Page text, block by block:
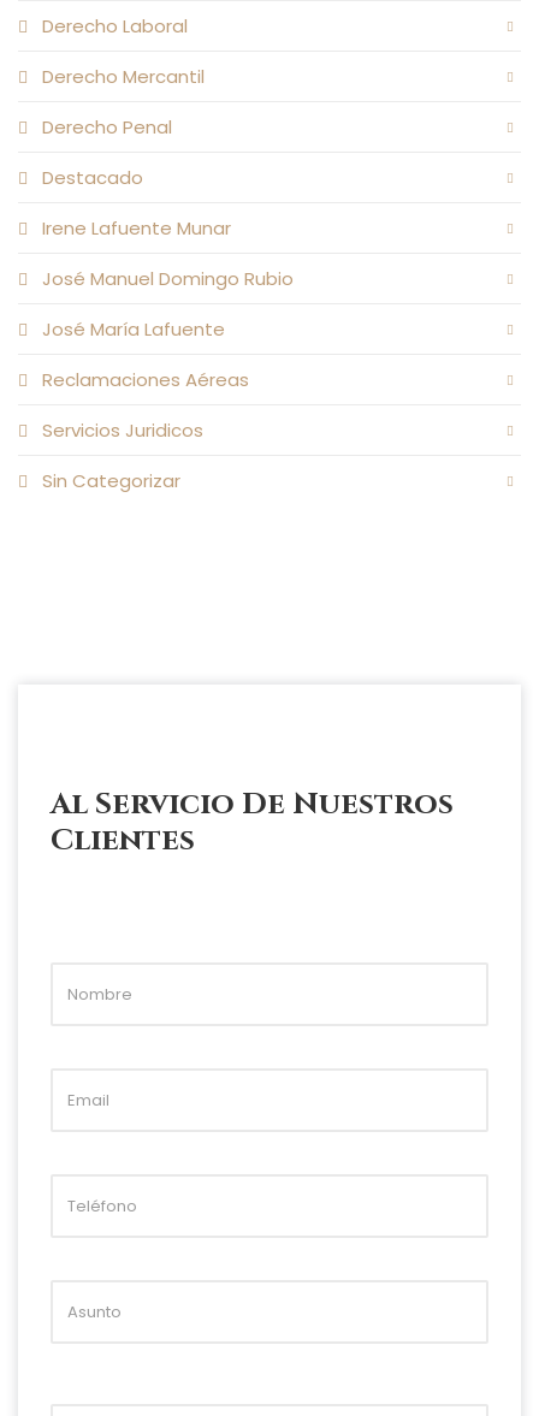
Derecho Laboral
Derecho Mercantil
Derecho Penal
Destacado
Irene Lafuente Munar
José Manuel Domingo Rubio
José María Lafuente
Reclamaciones Aéreas
Servicios Juridicos
Sin Categorizar
Al Servicio De Nuestros
Clientes